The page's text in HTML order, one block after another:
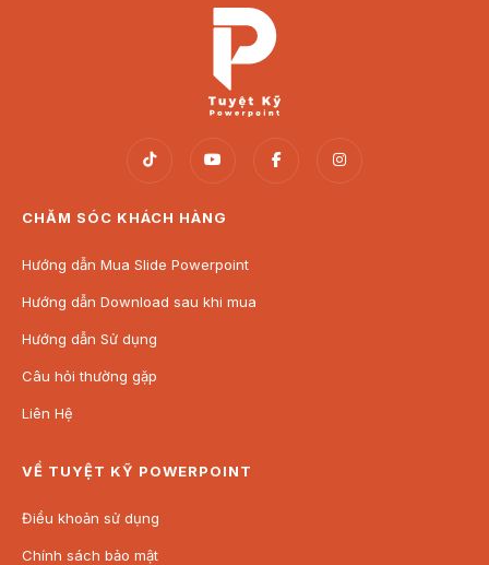
CHĂM SÓC KHÁCH HÀNG
Hướng dẫn Mua Slide Powerpoint
Hướng dẫn Download sau khi mua
Hướng dẫn Sử dụng
Câu hỏi thường gặp
Liên Hệ
VỀ TUYỆT KỸ POWERPOINT
Điều khoản sử dụng
Chính sách bảo mật